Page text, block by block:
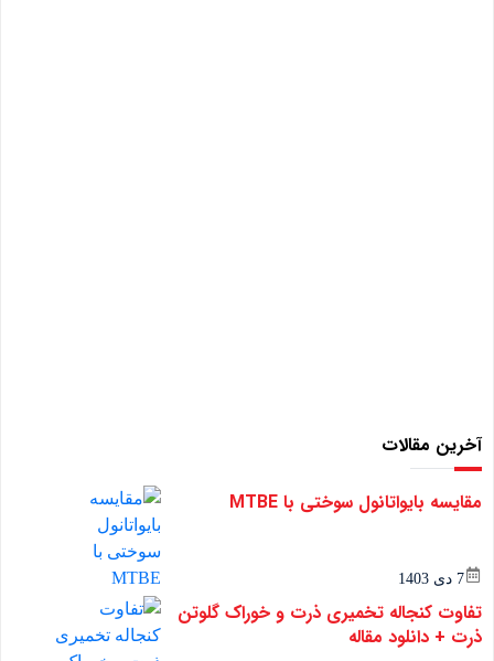
آخرین مقالات
مقایسه بایواتانول سوختی با MTBE
7 دی 1403
تفاوت کنجاله تخمیری ذرت و خوراک گلوتن
ذرت + دانلود مقاله